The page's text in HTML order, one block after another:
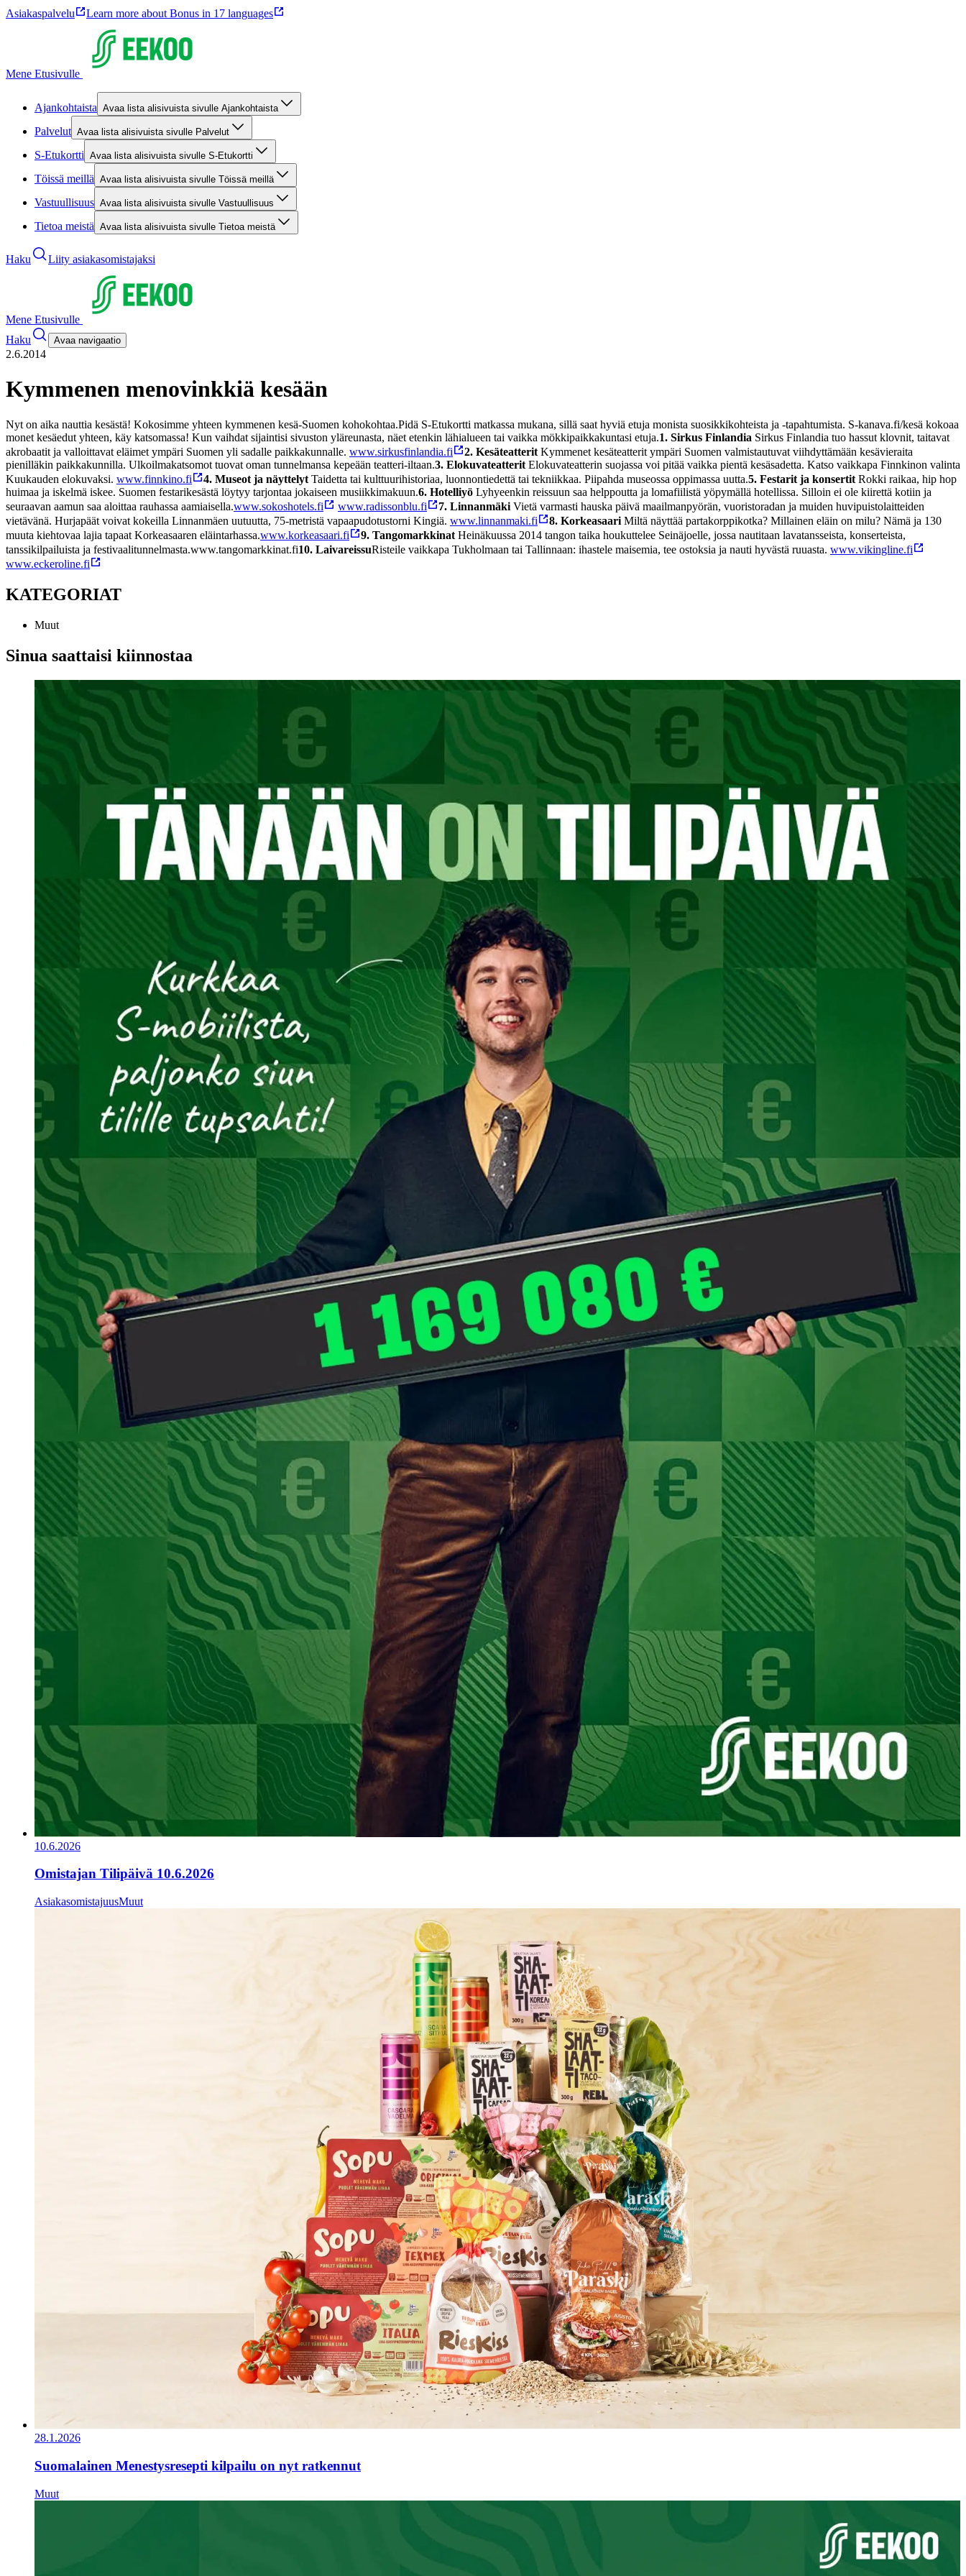
Asiakaspalvelu Learn more about Bonus in 17 languages
Mene Etusivulle
Ajankohtaista Avaa lista alisivuista sivulle Ajankohtaista
Palvelut Avaa lista alisivuista sivulle Palvelut
S-Etukortti Avaa lista alisivuista sivulle S-Etukortti
Töissä meillä Avaa lista alisivuista sivulle Töissä meillä
Vastuullisuus Avaa lista alisivuista sivulle Vastuullisuus
Tietoa meistä Avaa lista alisivuista sivulle Tietoa meistä
Haku Liity asiakasomistajaksi
Mene Etusivulle
Haku
Avaa navigaatio
2.6.2014
Kymmenen menovinkkiä kesään
Nyt on aika nauttia kesästä! Kokosimme yhteen kymmenen kesä-Suomen kohokohtaa.Pidä S-Etukortti matkassa mukana, sillä saat hyviä etuja monista suosikkikohteista ja -tapahtumista. S-kanava.fi/kesä kokoaa
monet kesäedut yhteen, käy katsomassa! Kun vaihdat sijaintisi sivuston yläreunasta, näet etenkin lähialueen tai vaikka mökkipaikkakuntasi etuja.1. Sirkus Finlandia Sirkus Finlandia tuo hassut klovnit, taitavat
akrobaatit ja valloittavat eläimet ympäri Suomen yli sadalle paikkakunnalle. www.sirkusfinlandia.fi 2. Kesäteatterit Kymmenet kesäteatterit ympäri Suomen valmistautuvat viihdyttämään kesävieraita
pienilläkin paikkakunnilla. Ulkoilmakatsomot tuovat oman tunnelmansa kepeään teatteri-iltaan.3. Elokuvateatterit Elokuvateatterin suojassa voi pitää vaikka pientä kesäsadetta. Katso vaikkapa Finnkinon valinta
Kuukauden elokuvaksi. www.finnkino.fi 4. Museot ja näyttelyt Taidetta tai kulttuurihistoriaa, luonnontiedettä tai tekniikkaa. Piipahda museossa oppimassa uutta.5. Festarit ja konsertit Rokki raikaa, hip hop
huimaa ja iskelmä iskee. Suomen festarikesästä löytyy tarjontaa jokaiseen musiikkimakuun.6. Hotelliyö Lyhyeenkin reissuun saa helppoutta ja lomafiilistä yöpymällä hotellissa. Silloin ei ole kiirettä kotiin ja
seuraavan aamun saa aloittaa rauhassa aamiaisella.www.sokoshotels.fi www.radissonblu.fi 7. Linnanmäki Vietä varmasti hauska päivä maailmanpyörän, vuoristoradan ja muiden huvipuistolaitteiden
vietävänä. Hurjapäät voivat kokeilla Linnanmäen uutuutta, 75-metristä vapaapudotustorni Kingiä. www.linnanmaki.fi 8. Korkeasaari Miltä näyttää partakorppikotka? Millainen eläin on milu? Nämä ja 130
muuta kiehtovaa lajia tapaat Korkeasaaren eläintarhassa.www.korkeasaari.fi 9. Tangomarkkinat Heinäkuussa 2014 tangon taika houkuttelee Seinäjoelle, jossa nautitaan lavatansseista, konserteista,
tanssikilpailuista ja festivaalitunnelmasta.www.tangomarkkinat.fi10. LaivareissuRisteile vaikkapa Tukholmaan tai Tallinnaan: ihastele maisemia, tee ostoksia ja nauti hyvästä ruuasta. www.vikingline.fi
www.eckeroline.fi
KATEGORIAT
Muut
Sinua saattaisi kiinnostaa
10.6.2026
Omistajan Tilipäivä 10.6.2026
AsiakasomistajuusMuut
28.1.2026
Suomalainen Menestysresepti kilpailu on nyt ratkennut
Muut